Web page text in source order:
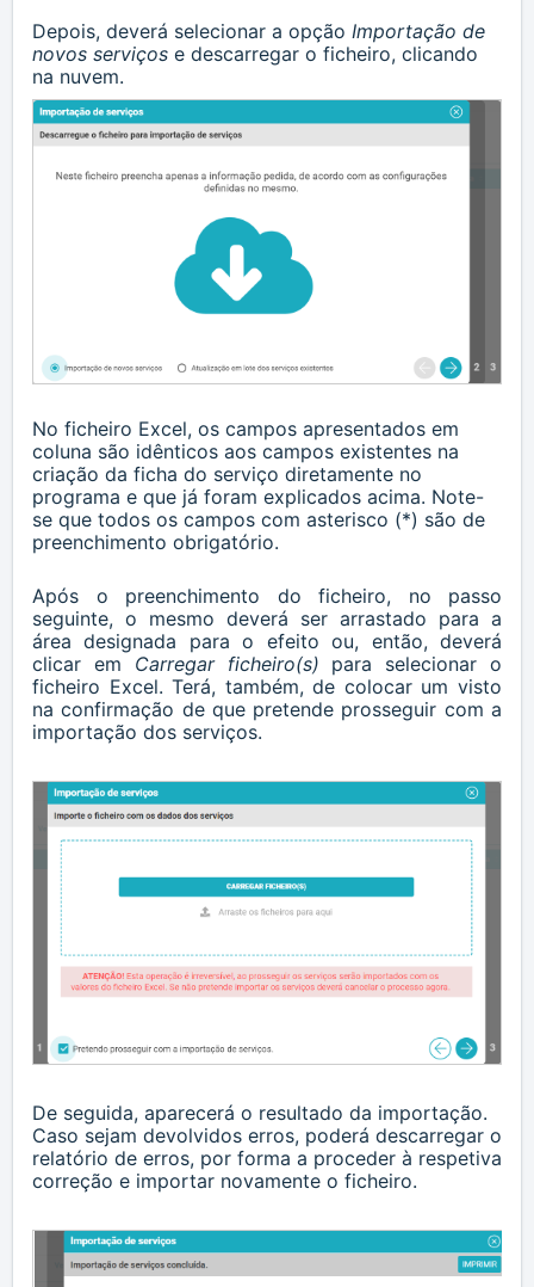
Depois, deverá selecionar a opção Importação de
novos serviços e descarregar o ficheiro, clicando
na nuvem.
No ficheiro Excel, os campos apresentados em
coluna são idênticos aos campos existentes na
criação da ficha do serviço diretamente no
programa e que já foram explicados acima. Note-
se que todos os campos com asterisco (*) são de
preenchimento obrigatório.
Após o preenchimento do ficheiro, no passo
seguinte, o mesmo deverá ser arrastado para a
área designada para o efeito ou, então, deverá
clicar em Carregar ficheiro(s) para selecionar o
ficheiro Excel. Terá, também, de colocar um visto
na confirmação de que pretende prosseguir com a
importação dos serviços.
De seguida, aparecerá o resultado da importação.
Caso sejam devolvidos erros, poderá descarregar o
relatório de erros, por forma a proceder à respetiva
correção e importar novamente o ficheiro.